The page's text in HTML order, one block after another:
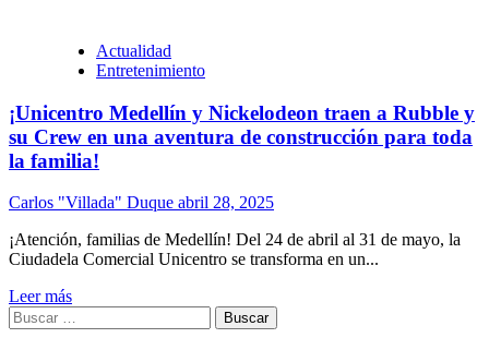
Actualidad
Entretenimiento
¡Unicentro Medellín y Nickelodeon traen a Rubble y
su Crew en una aventura de construcción para toda
la familia!
Carlos "Villada" Duque abril 28, 2025
¡Atención, familias de Medellín! Del 24 de abril al 31 de mayo, la
Ciudadela Comercial Unicentro se transforma en un...
Leer más
Buscar: